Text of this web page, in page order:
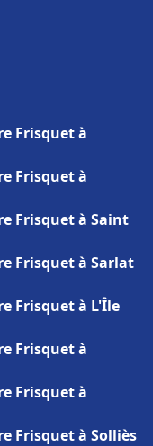
Frisquet à
Frisquet à
Frisquet à Saint
Frisquet à Sarlat
Frisquet à L'Île
Frisquet à
Frisquet à
Frisquet à Solliès